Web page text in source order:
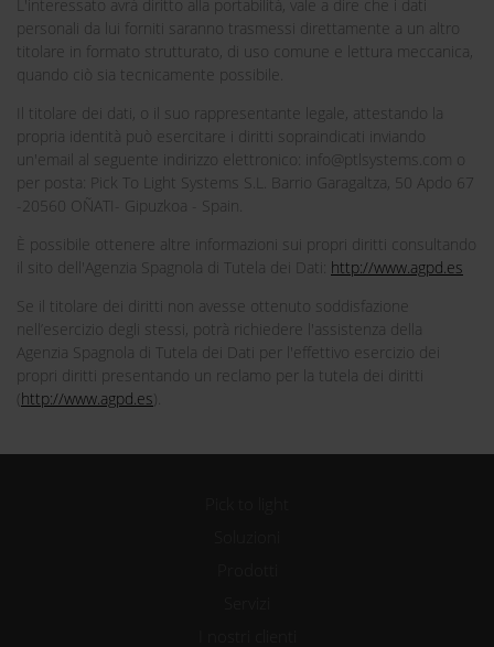
L'interessato avrà diritto alla portabilità, vale a dire che i dati
personali da lui forniti saranno trasmessi direttamente a un altro
titolare in formato strutturato, di uso comune e lettura meccanica,
quando ciò sia tecnicamente possibile.
Il titolare dei dati, o il suo rappresentante legale, attestando la
propria identità può esercitare i diritti sopraindicati inviando
un'email al seguente indirizzo elettronico: info@ptlsystems.com o
per posta: Pick To Light Systems S.L. Barrio Garagaltza, 50 Apdo 67
-20560 OÑATI- Gipuzkoa - Spain.
È possibile ottenere altre informazioni sui propri diritti consultando
il sito dell'Agenzia Spagnola di Tutela dei Dati: http://www.agpd.es
Se il titolare dei diritti non avesse ottenuto soddisfazione
nell’esercizio degli stessi, potrà richiedere l'assistenza della
Agenzia Spagnola di Tutela dei Dati per l'effettivo esercizio dei
propri diritti presentando un reclamo per la tutela dei diritti
(http://www.agpd.es).